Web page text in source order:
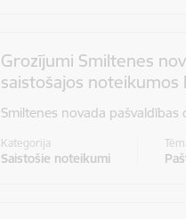
Grozījumi Smiltenes
saistošajos noteikumos
Smiltenes novada
Kategorija
Saistošie noteikumi